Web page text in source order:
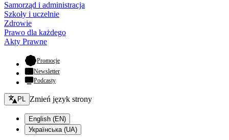
Samorząd i administracja
Szkoły i uczelnie
Zdrowie
Prawo dla każdego
Akty Prawne
Promocje- otwiera się w nowej karcie
Newsletter
Podcasty
Zmień język - bieżący:
PL Zmień język strony
English (EN)
Українська (UA)